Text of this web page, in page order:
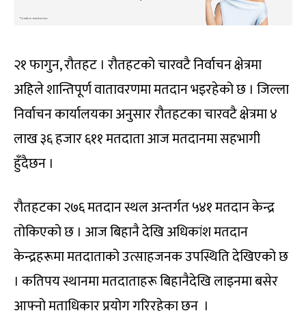
२१ फागुन, रौतहट । रौतहटको चारवटै निर्वाचन क्षेत्रमा
अहिले शान्तिपूर्ण वातावरणमा मतदान भइरहेको छ । जिल्ला
निर्वाचन कार्यालयका अनुसार रौतहटका चारवटै क्षेत्रमा ४
लाख ३६ हजार ६११ मतदाता आज मतदानमा सहभागी
हुँदैछन ।
रौतहटका २७६ मतदान स्थल अन्तर्गत ५४१ मतदान केन्द्र
तोकिएको छ । आज बिहानै देखि अधिकांश मतदान
केन्द्रहरूमा मतदाताको उत्साहजनक उपस्थिति देखिएको छ
। कतिपय स्थानमा मतदाताहरू बिहानैदेखि लाइनमा बसेर
आफ्नो मताधिकार प्रयोग गरिरहेका छन् ।